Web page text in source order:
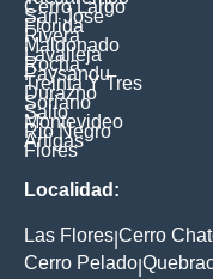
Cerro Largo
San Jose
Florida
Rivera
Maldonado
Lavalleja
Rocha
Paysandu
Treinta Y Tres
Durazno
Soriano
Salto
Montevideo
Rio Negro
Artigas
Flores
Localidad:
Las Flores Cerro
Cerro Pelado